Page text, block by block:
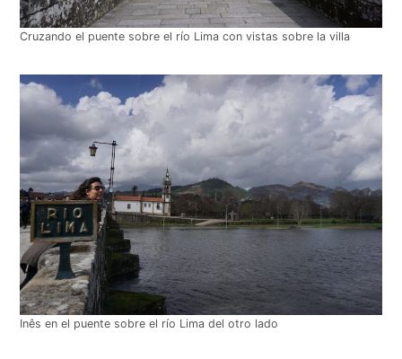
Cruzando el puente sobre el río Lima con vistas sobre la villa
Inês en el puente sobre el río Lima del otro lado